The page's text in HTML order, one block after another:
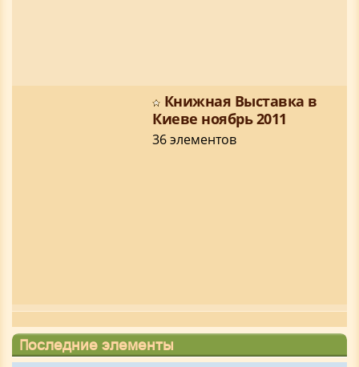
Книжная Выставка в
Киеве ноябрь 2011
36 элементов
Последние элементы